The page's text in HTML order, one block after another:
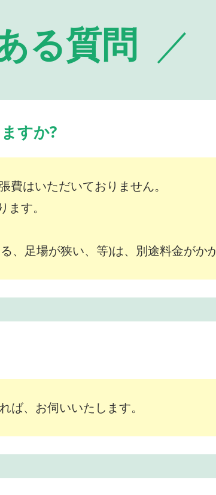
る質問
すか?
はいただいておりません。
す。
、足場が狭い、等)は、別途料金がか
ば、お伺いいたします。